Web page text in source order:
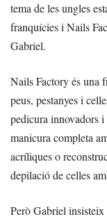
tema de les ungles
franquícies i Nails
Gabriel.
Nails Factory és una
peus, pestanyes i
pedicura innovadors
manicura completa
acríliques o
depilació de celles
Però Gabriel